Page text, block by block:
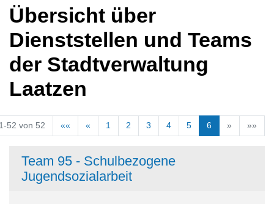
Übersicht über
Dienststellen und Teams
der Stadtverwaltung
Laatzen
52 von 52 «« « 1 2 3 4 5 6 » »»
Team 95 - Schulbezogene
Jugendsozialarbeit